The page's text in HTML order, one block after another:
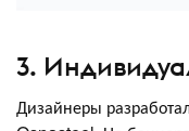
3.
Дизайнеры